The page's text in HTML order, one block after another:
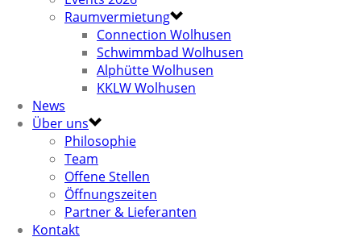
Raumvermietung
Connection Wolhusen
Schwimmbad Wolhusen
Alphütte Wolhusen
KKLW Wolhusen
News
Über uns
Philosophie
Team
Offene Stellen
Öffnungszeiten
Partner & Lieferanten
Kontakt